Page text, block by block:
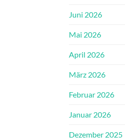
Juni 2026
Mai 2026
April 2026
März 2026
Februar 2026
Januar 2026
Dezember 2025